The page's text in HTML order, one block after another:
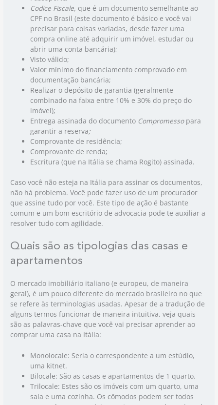
Codice Fiscale, que é um documento semelhante ao
CPF no Brasil (este documento é básico e você vai
precisar para coisas variadas, desde fazer uma
compra online até adquirir um imóvel, estudar ou
abrir uma conta bancária);
Visto válido;
Valor mínimo do financiamento comprovado em
documentação bancária;
Realizar o depósito de garantia (geralmente
combinado na faixa entre 10% e 30% do preço do
imóvel);
Entrega assinada do documento Compromessopara
garantir a reserva;
Comprovante de residência;
Comprovante de renda;
Escritura (que na Itália se chama Rogito) assinada.
Caso você não esteja na Itália para assinar os documentos,
não há problema. Você pode fazer uso de um procurador
que assine tudo por você. Este tipo de ação é bastante
comum e um bom escritório de advocacia pode te auxiliar a
resolver tudo com agilidade.
Quais são as tipologias das casas e
apartamentos
O mercado imobiliário italiano (e europeu, de maneira
geral), é um pouco diferente do mercado brasileiro no que
se refere às terminologias usadas. Apesar de a tradução de
alguns termos funcionar de maneira intuitiva, veja quais
são as palavras-chave que você vai precisar aprender ao
comprar uma casa na Itália:
Monolocale: Seria o correspondente a um estúdio,
uma kitnet.
Bilocale: São as casas e apartamentos de 1 quarto.
Trilocale: Estes são os imóveis com um quarto, uma
sala e uma cozinha. Os cômodos podem ser todos